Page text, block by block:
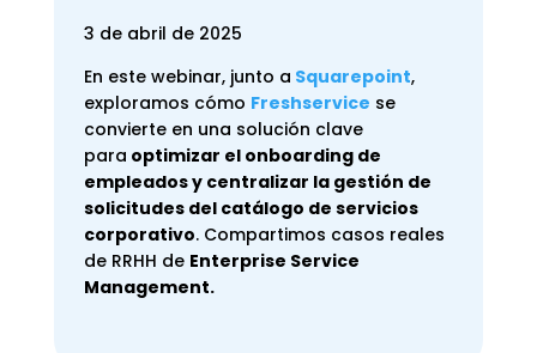
3 de abril de 2025
En este webinar, junto a Squarepoint,
exploramos cómo Freshservice se
convierte en una solución clave
para optimizar el onboarding de
empleados y centralizar la gestión de
solicitudes del catálogo de servicios
corporativo. Compartimos casos reales
de RRHH de Enterprise Service
Management.